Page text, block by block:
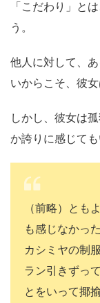
「こだわり」と
う。
他人に対して、
いからこそ、彼
しかし、彼女は
か誇りに感じても
（前略）とも
も感じなかっ
カシミヤの制
ラン引きずっ
とをいって揶